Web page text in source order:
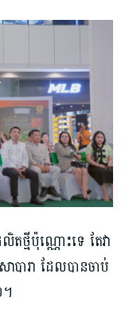
តថ្មីប៉ុណ្ណោះទេ តែវា
បារា ដែលបានចាប់